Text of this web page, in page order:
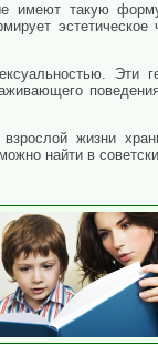
имеют такую
эстетическое
Эти
жизни
найти в